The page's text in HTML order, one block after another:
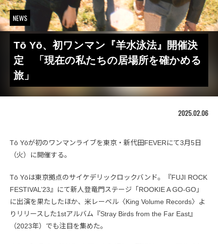
NEWS
Tō Yō、初ワンマン『羊水泳法』開催決
定 「現在の私たちの居場所を確かめる
旅」
2025.02.06
Tō Yōが初のワンマンライブを東京・新代田FEVERにて3月5日
（火）に開催する。
Tō Yōは東京拠点のサイケデリックロックバンド。『FUJI ROCK
FESTIVAL’23』にて新人登竜門ステージ「ROOKIE A GO-GO」
に出演を果たしたほか、米レーベル〈King Volume Records〉よ
りリリースした1stアルバム『Stray Birds from the Far East』
（2023年）でも注目を集めた。